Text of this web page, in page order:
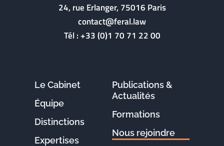
24, rue Erlanger, 75016 Paris
contact@feral.law
Tél :+33 (0)1 70 71 22 00
Le Cabinet
Équipe
Distinctions
Expertises
Publications &
Actualités
Formations
Nous rejoindre